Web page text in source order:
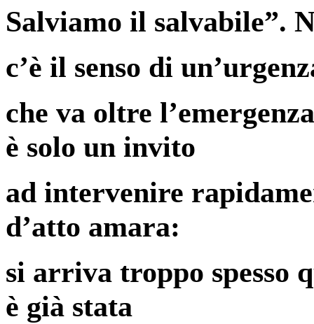
Salviamo il salvabile”.
c’è il senso di
che va oltre
è solo un invito
ad intervenire
d’atto amara:
si arriva troppo spesso
è già stata